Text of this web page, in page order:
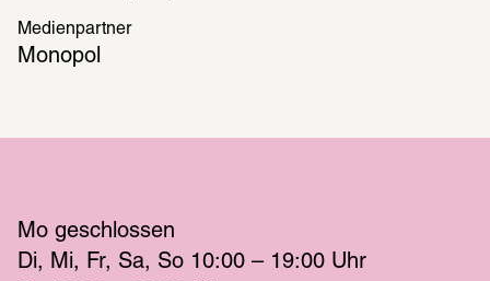
Medienpartner
Monopol
Mo geschlossen
Di
Mi Fr Sa So 10:00 – 19:00 Uhr